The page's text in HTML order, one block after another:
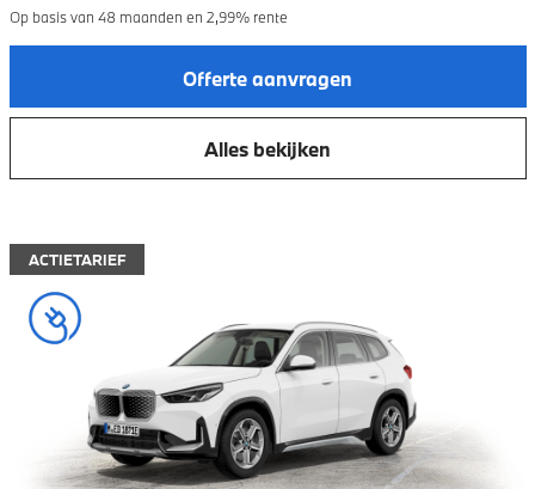
Op basis van 48maanden en 2,99% rente
Offerte aanvragen
Alles bekijken
ACTIETARIEF